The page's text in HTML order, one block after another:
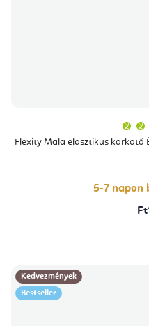
Flexity Mala elasztikus karkötő
5-7 napon
Kedvezmények
Bestseller